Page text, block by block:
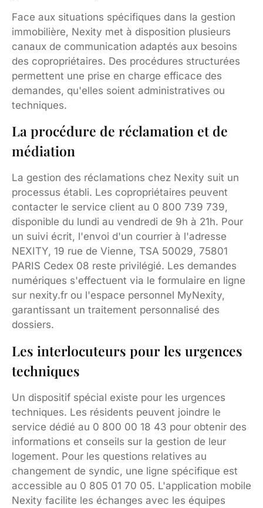
Face aux situations spécifiques dans la gestion
immobilière, Nexity met à disposition plusieurs
canaux de communication adaptés aux besoins
des copropriétaires. Des procédures structurées
permettent une prise en charge efficace des
demandes, qu'elles soient administratives ou
techniques.
La procédure de réclamation et de
médiation
La gestion des réclamations chez Nexity suit un
processus établi. Les copropriétaires peuvent
contacter le service client au 0 800 739 739,
disponible du lundi au vendredi de 9h à 21h. Pour
un suivi écrit, l'envoi d'un courrier à l'adresse
NEXITY, 19 rue de Vienne, TSA 50029, 75801
PARIS Cedex 08 reste privilégié. Les demandes
numériques s'effectuent via le formulaire en ligne
sur nexity.fr ou l'espace personnel MyNexity,
garantissant un traitement personnalisé des
dossiers.
Les interlocuteurs pour les urgences
techniques
Un dispositif spécial existe pour les urgences
techniques. Les résidents peuvent joindre le
service dédié au 0 800 00 18 43 pour obtenir des
informations et conseils sur la gestion de leur
logement. Pour les questions relatives au
changement de syndic, une ligne spécifique est
accessible au 0 805 01 70 05. L'application mobile
Nexity facilite les échanges avec les équipes